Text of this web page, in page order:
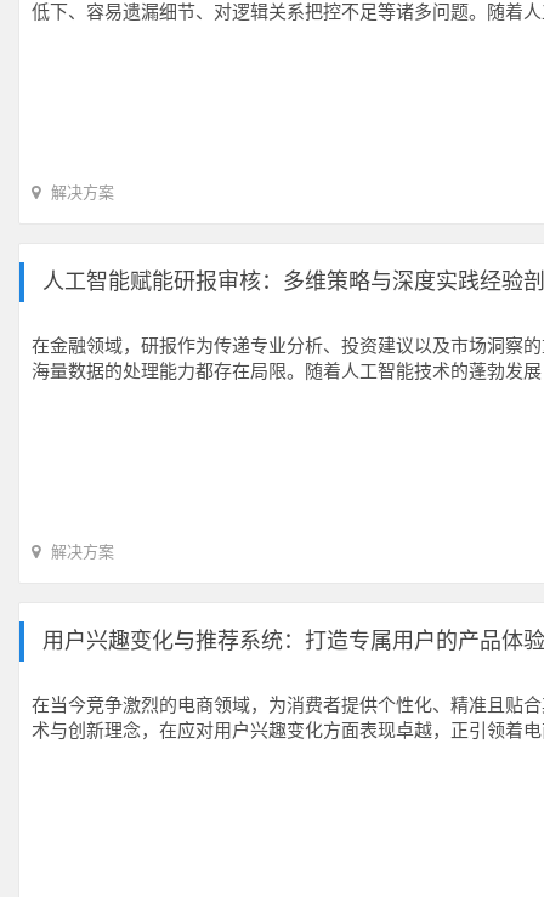
低下、容易遗漏细节、对逻辑关系把控不足等诸多问题。随着
解决方案
人工智能赋能研报审核：多维策略与深度实践经验
在金融领域，研报作为传递专业分析、投资建议以及市场洞察
海量数据的处理能力都存在局限。随着人工智能技术的蓬勃
解决方案
用户兴趣变化与推荐系统：打造专属用户的产品体验
在当今竞争激烈的电商领域，为消费者提供个性化、精准且贴
术与创新理念，在应对用户兴趣变化方面表现卓越，正引领